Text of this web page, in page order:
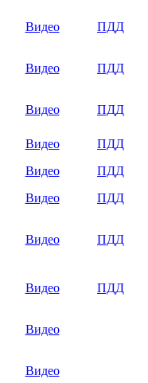
Видео ПДД
Видео ПДД
Видео ПДД
Видео
ПДД
Видео
ПДД
Видео
ПДД
Видео ПДД
Видео ПДД
Видео
Видео